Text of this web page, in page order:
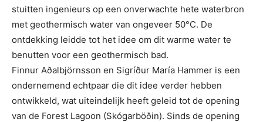
stuitten ingenieurs op een onverwachte hete waterbron
met geothermisch water van ongeveer 50°C. De
ontdekking leidde tot het idee om dit warme water te
benutten voor een geothermisch bad.
Finnur Aðalbjörnsson en Sigríður María Hammer is een
ondernemend echtpaar die dit idee verder hebben
ontwikkeld, wat uiteindelijk heeft geleid tot de opening
van de Forest Lagoon (Skógarböðin). Sinds de opening